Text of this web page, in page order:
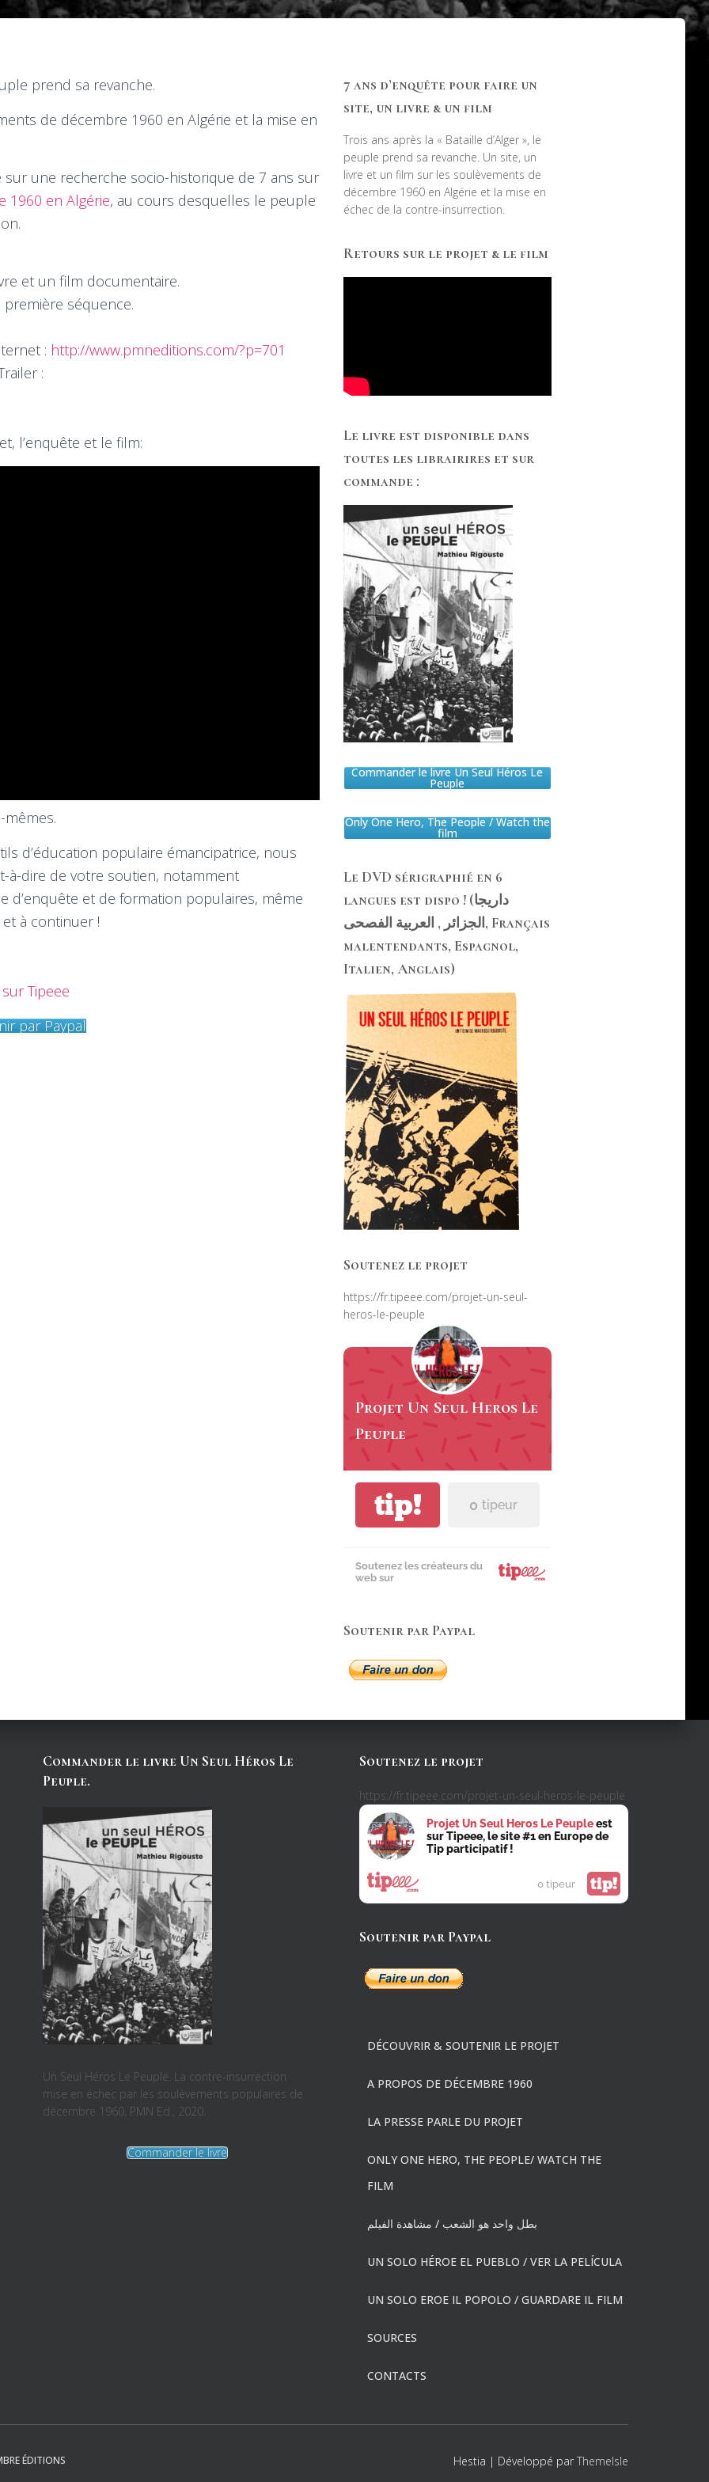
prend sa revanche.
de décembre 1960 en Algérie et la mise en
une recherche socio-historique de 7 ans sur
1960 en Algérie, au cours desquelles le peuple
et un film documentaire.
séquence.
: http://www.pmneditions.com/?p=701
:
l’enquête et le film:
mêmes.
d’éducation populaire émancipatrice, nous
à-dire de votre soutien, notamment
d’enquête et de formation populaires, même
à continuer !
Tipeee
par Paypal
7 ans d’enquête pour faire un
site, un livre & un film
Trois ans après la « Bataille d’Alger », le
peuple prend sa revanche. Un site, un
livre et un film sur les soulèvements de
décembre 1960 en Algérie et la mise en
échec de la contre-insurrection.
Retours sur le projet & le film
Le livre est disponible dans
toutes les librairires et sur
commande :
Commander le livre Un Seul Héros Le
Peuple
Only One Hero, The People / Watch the
film
Le DVD sérigraphié en 6
langues est dispo ! (داريجا
الجزائر , العربية الفصحى, Français
malentendants, Espagnol,
Italien, Anglais)
Soutenez le projet
https://fr.tipeee.com/projet-un-seul-
heros-le-peuple
Projet Un Seul Heros Le
Peuple
tip! 0 tipeur
Soutenez les créateurs du
web sur
Soutenir par Paypal
Commander le livre Un Seul Héros Le
Peuple.
Un Seul Héros Le Peuple. La contre-insurrection
mise en échec par les soulèvements populaires de
décembre 1960, PMN Ed., 2020.
Commander le livre
Soutenez le projet
https://fr.tipeee.com/projet-un-seul-heros-le-peuple
Projet Un Seul Heros Le Peupleest
sur Tipeee, le site #1 en Europe de
Tip participatif !
0 tipeur tip!
Soutenir par Paypal
DÉCOUVRIR & SOUTENIR LE PROJET
A PROPOS DE DÉCEMBRE 1960
LA PRESSE PARLE DU PROJET
ONLY ONE HERO, THE PEOPLE/ WATCH THE
FILM
بطل واحد هو الشعب / مشاهدة الفيلم
UN SOLO HÉROE EL PUEBLO / VER LA PELÍCULA
UN SOLO EROE IL POPOLO / GUARDARE IL FILM
SOURCES
CONTACTS
ÉDITIONS Hestia | Développé par ThemeIsle